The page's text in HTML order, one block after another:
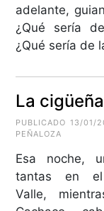
adelante,
¿Qué sería
¿Qué sería de
La
PUBLICADO 13/01/
PEÑALOZA
Esa noche,
tantas en
Valle,